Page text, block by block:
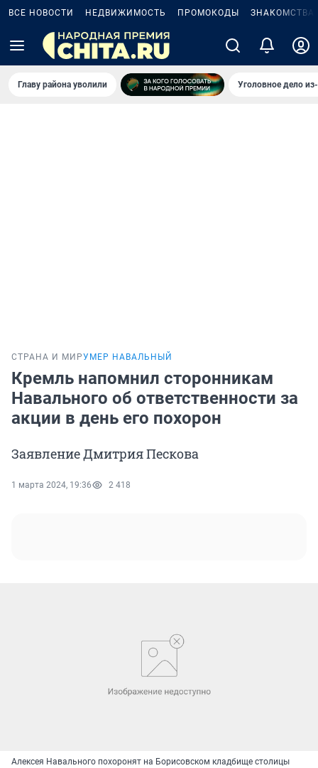
ВСЕ НОВОСТИ НЕДВИЖИМОСТЬ ПРОМОКОДЫ ЗНАКОМСТВА
Главу района уволили Уголовное дело
СТРАНА И МИРУМЕР НАВАЛЬНЫЙ
Кремль напомнил сторонникам
Навального об ответственности за
акции в день его похорон
Заявление Дмитрия Пескова
1 марта 2024, 19:36 2 418
Алексея Навального похоронят на Борисовском кладбище столицы